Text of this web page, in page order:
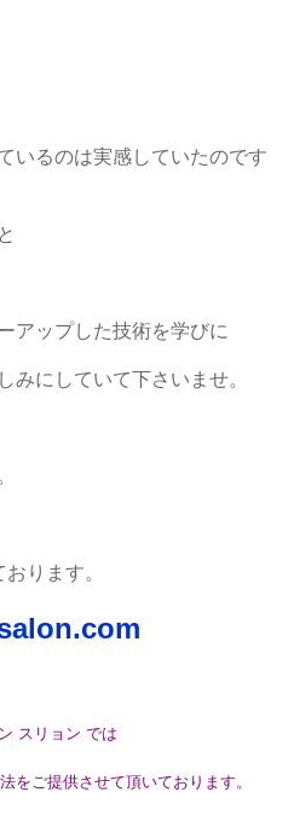
いるのは実感していたのです
と
アップした技術を学びに
みにしていて下さいませ。
ります。
スリョン では
をご提供させて頂いております。